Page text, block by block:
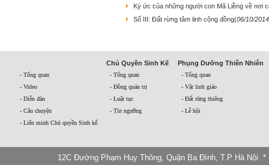
Ký ức của những người con Mã Liềng về nơi
Số III: Đất rừng tâm linh cộng đồng(06/10/2014
- Tổng quan
- Video
- Diễn đàn
- Câu chuyện
- Liên minh Chủ quyền Sinh kế
Chủ Quyền Sinh Kế
- Tổng quan
- Đồng quản trị
- Luật tục
- Tín ngưỡng
Phụng Dưỡng Thiên Nhiên
- Tổng quan
- Vật linh giáo
- Đất rừng thiêng
- Lễ hội
12C Đường Phạm Huy Thông, Quận Ba Đình, T.P Hà Nội